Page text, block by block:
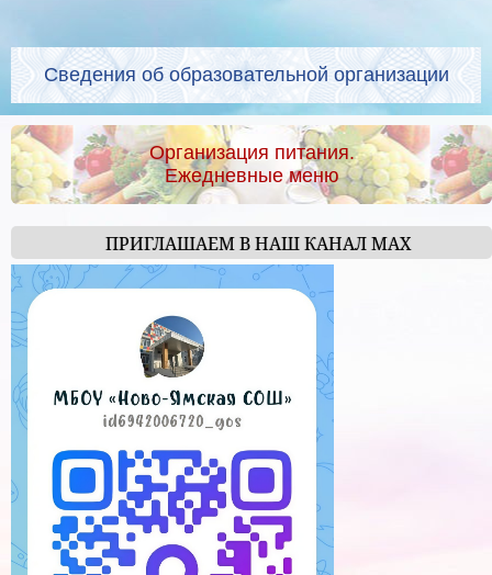
Сведения об образовательной организации
Организация питания.
Ежедневные меню
ПРИГЛАШАЕМ В НАШ КАНАЛ МАХ